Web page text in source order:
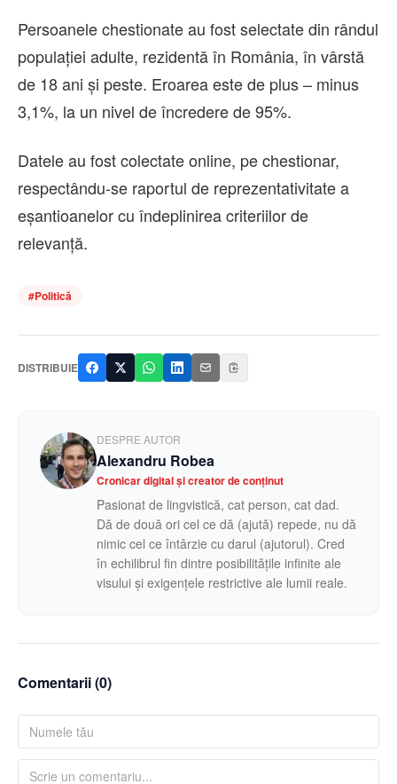
Persoanele chestionate au fost selectate din rândul
populaţiei adulte, rezidentă în România, în vârstă
de 18 ani şi peste. Eroarea este de plus – minus
3,1%, la un nivel de încredere de 95%.
Datele au fost colectate online, pe chestionar,
respectându-se raportul de reprezentativitate a
eşantioanelor cu îndeplinirea criteriilor de
relevanţă.
#Politică
DISTRIBUIE
DESPRE AUTOR
Alexandru Robea
Cronicar digital și creator de conținut
Pasionat de lingvistică, cat person, cat dad.
Dă de două ori cel ce dă (ajută) repede, nu dă
nimic cel ce întârzie cu darul (ajutorul). Cred
în echilibrul fin dintre posibilitățile infinite ale
visului și exigențele restrictive ale lumii reale.
Comentarii (0)